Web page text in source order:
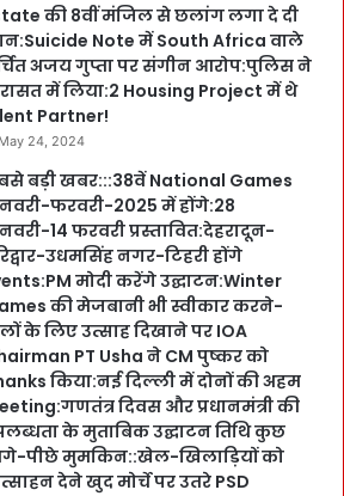
की 8वीं मंजिल से छलांग लगा दे दी
Note में South Africa वाले
अजय गुप्ता पर संगीन आरोप:पुलिस ने
में लिया:2 Housing Project में थे
Partner!
May 24, 2024
बड़ी खबर:::38वें National Games
फरवरी-2025 में होंगे:28
14 फरवरी प्रस्तावित:देहरादून-
उधमसिंह नगर-टिहरी होंगे
मोदी करेंगे उद्घाटन:Winter
की मेजबानी भी स्वीकार करने-
के लिए उत्साह दिखाने पर IOA
PT Usha ने CM पुष्कर को
किया:नई दिल्ली में दोनों की अहम
दिवस और प्रधानमंत्री की
के मुताबिक उद्घाटन तिथि कुछ
पीछे मुमकिन::खेल-खिलाड़ियों को
देने खुद मोर्चे पर उतरे PSD